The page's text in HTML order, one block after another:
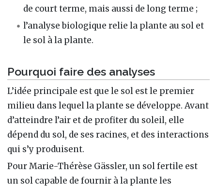
de court terme, mais aussi de long terme ;
l’analyse biologique relie la plante au sol et
le sol à la plante.
Pourquoi faire des analyses
L’idée principale est que le sol est le premier
milieu dans lequel la plante se développe. Avant
d’atteindre l’air et de profiter du soleil, elle
dépend du sol, de ses racines, et des interactions
qui s’y produisent.
Pour Marie-Thérèse Gässler, un sol fertile est
un sol capable de fournir à la plante les